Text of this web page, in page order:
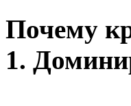
Почему
1.